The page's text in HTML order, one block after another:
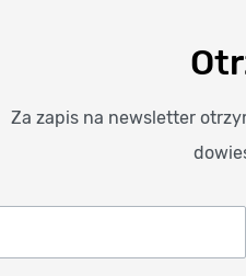
Za zapis na newsletter